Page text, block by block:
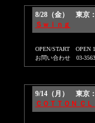
8/28（金） 東
Ｓｗｉｎｇ
OPEN/START
お問い合わせ 03-
9/14（月） 東京
ＣＯＴＴＯＮ ＣＬ